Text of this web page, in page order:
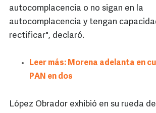
autocomplacencia o no sigan en la
autocomplacencia y tengan
rectificar", declaró.
Leer más: Morena adelanta en
PAN en dos
López Obrador exhibió en su rueda